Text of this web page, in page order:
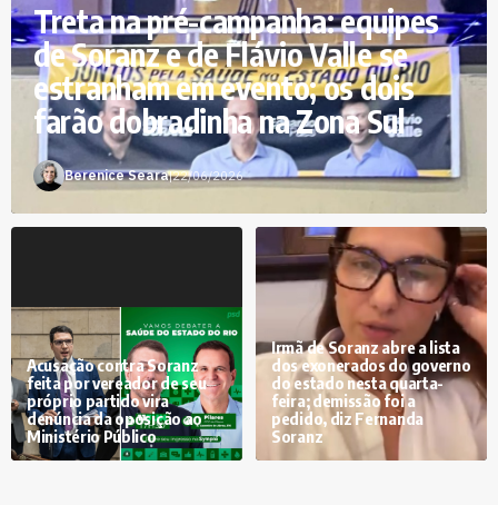
Treta na pré-campanha: equipes
de Soranz e de Flávio Valle se
estranham em evento; os dois
farão dobradinha na Zona Sul
Berenice Seara|22/06/2026
Acusação contra Soranz
feita por vereador de seu
próprio partido vira
denúncia da oposição ao
Ministério Público
Irmã de Soranz abre a lista
dos exonerados do governo
do estado nesta quarta-
feira; demissão foi a
pedido, diz Fernanda
Soranz